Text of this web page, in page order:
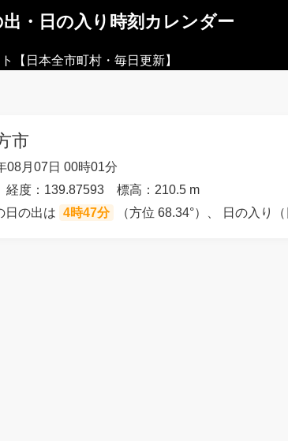
・日の入り時刻カレンダー
【日本全市町村・毎日更新】
市
08月07日 00時01分
度：139.87593 標高：210.5 m
日の出は 4時47分 （方位 68.34°）、 日の入り